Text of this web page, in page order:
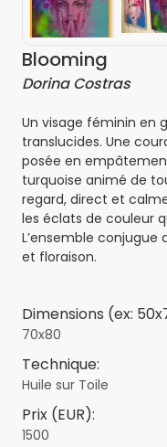
Blooming
Dorina Costras
Un visage féminin en
translucides. Une
posée en
turquoise animé de
regard, direct et
les éclats de couleur
L’ensemble
et floraison.
Dimensions (ex:
70x80
Technique:
Huile sur Toile
Prix (EUR):
1500